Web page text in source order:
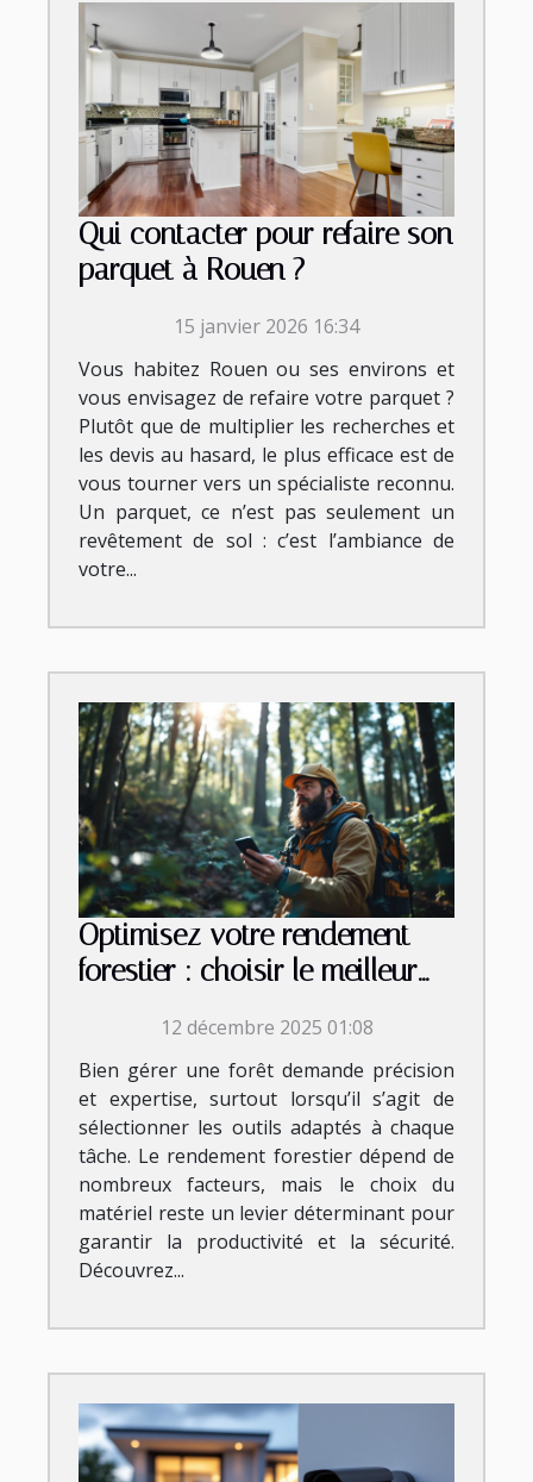
Qui contacter pour refaire son
parquet à Rouen ?
15 janvier 2026 16:34
Vous habitez Rouen ou ses environs et
vous envisagez de refaire votre parquet ?
Plutôt que de multiplier les recherches et
les devis au hasard, le plus efficace est de
vous tourner vers un spécialiste reconnu.
Un parquet, ce n’est pas seulement un
revêtement de sol : c’est l’ambiance de
votre...
Optimisez votre rendement
forestier : choisir le meilleur
12 décembre 2025 01:08
Bien gérer une forêt demande précision
et expertise, surtout lorsqu’il s’agit de
sélectionner les outils adaptés à chaque
tâche. Le rendement forestier dépend de
nombreux facteurs, mais le choix du
matériel reste un levier déterminant pour
garantir la productivité et la sécurité.
Découvrez...